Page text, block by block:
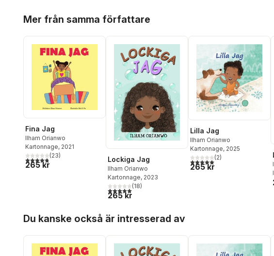
Mer från samma författare
Fina Jag
Ilham Orianwo
Kartonnage, 2021
4,8utav 5 stjärnor. Totalt antal röster:
(23)
265 kr
Lockiga Jag
Ilham Orianwo
Kartonnage, 2023
5,0utav 5 stjärnor. Totalt antal röster:
(18)
265 kr
Lilla Jag
Ilham Orianwo
Kartonnage, 2025
5,0utav 5 stjärnor. Totalt
(2)
265 kr
Du kanske också är intresserad av